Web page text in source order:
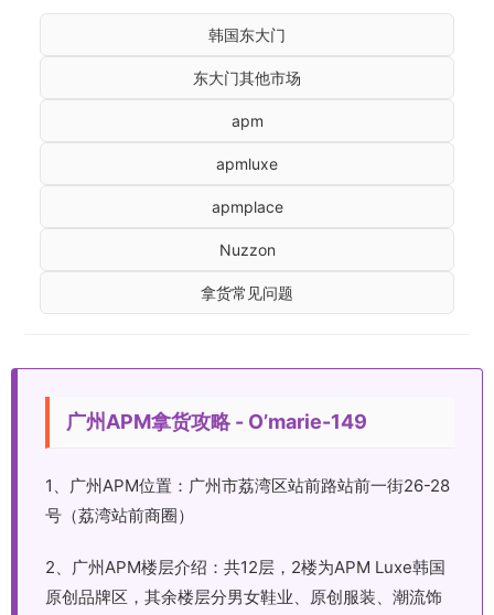
韩国东大门
东大门其他市场
apm
apmluxe
apmplace
Nuzzon
拿货常见问题
广州APM拿货攻略 - O’marie-149
1、广州APM位置：广州市荔湾区站前路站前一街26-28
号（荔湾站前商圈）
2、广州APM楼层介绍：共12层，2楼为APM Luxe韩国
原创品牌区，其余楼层分男女鞋业、原创服装、潮流饰